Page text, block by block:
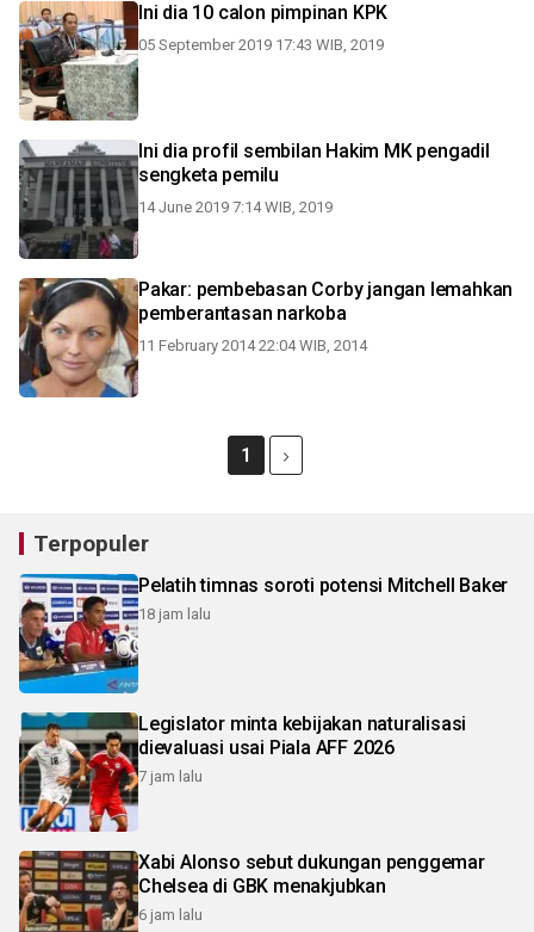
Ini dia 10 calon pimpinan KPK
05 September 2019 17:43 WIB, 2019
Ini dia profil sembilan Hakim MK pengadil
sengketa pemilu
14 June 2019 7:14 WIB, 2019
Pakar: pembebasan Corby jangan lemahkan
pemberantasan narkoba
11 February 2014 22:04 WIB, 2014
1
Terpopuler
Pelatih timnas soroti potensi Mitchell Baker
18 jam lalu
Legislator minta kebijakan naturalisasi
dievaluasi usai Piala AFF 2026
7 jam lalu
Xabi Alonso sebut dukungan penggemar
Chelsea di GBK menakjubkan
6 jam lalu